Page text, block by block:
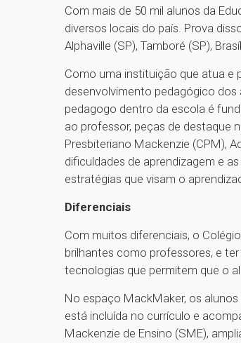
Com mais de 50 mil alunos da
diversos locais do país. Prova
Alphaville (SP), Tamboré (SP),
Como uma instituição que atua e
desenvolvimento pedagógico dos
pedagogo dentro da escola é
ao professor, peças de destaque
Presbiteriano Mackenzie (CPM),
dificuldades de aprendizagem e
estratégias que visam o
Diferenciais
Com muitos diferenciais, o
brilhantes como professores, e
tecnologias que permitem que o
No espaço MackMaker, os
está incluída no currículo e
Mackenzie de Ensino (SME),